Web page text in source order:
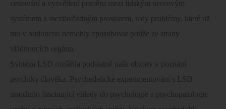
cestování a vysvětlení poměru mezi lidským nervovým
systémem a mezihvězdným prostorem, tedy problémy, které už
mu v budoucnu nemohly zpusobovat potíže ze strany
vládnoucích orgánu.
Syntéza LSD rozšířila podstatně naše obzory v poznání
psychiky člověka. Psychedelické experimentování s LSD
umožnilo fascinující vhledy do psychologie a psychopatologie